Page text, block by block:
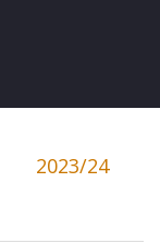
2023/24